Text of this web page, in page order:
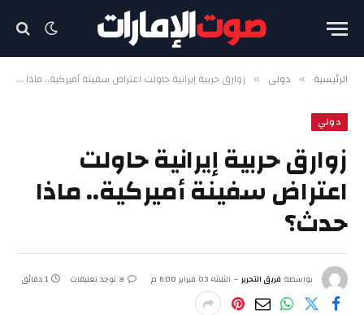
الرئيسية » دولي » زوارق حربية إيرانية حاولت اعتراض سفينة أميركية.. ماذا حدث؟
دولي
زوارق حربية إيرانية حاولت
اعتراض سفينة أميركية.. ماذا
حدث؟
بواسطة فريق التحرير الثلاثاء 03 فبراير 6:00 م لا توجد تعليقات 1 دقائق